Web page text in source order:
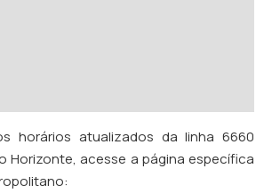
horários atualizados da linha 6660
Horizonte, acesse a página específica